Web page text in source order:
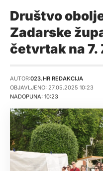
Društvo
Zadarske
četvrtak na 7.
NADOPUNA: 10:23
AUTOR:023.HR REDAKCIJA
OBJAVLJENO: 27.05.2025 10:23